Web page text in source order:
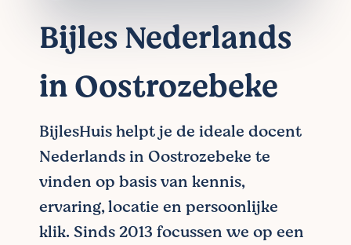
Bijles Nederlands
in Oostrozebeke
BijlesHuis helpt je de ideale docent
Nederlands in Oostrozebeke te
vinden op basis van kennis,
ervaring, locatie en persoonlijke
klik. Sinds 2013 focussen we op een